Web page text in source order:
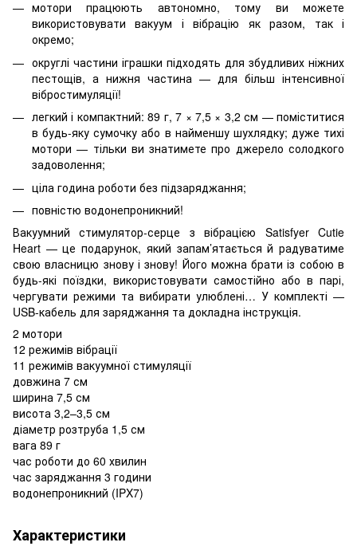
мотори працюють автономно, тому ви можете
використовувати вакуум і вібрацію як разом, так і
окремо;
округлі частини іграшки підходять для збудливих ніжних
пестощів, а нижня частина — для більш інтенсивної
вібростимуляції!
легкий і компактний: 89 г, 7 × 7,5 × 3,2 см — поміститися
в будь-яку сумочку або в найменшу шухлядку; дуже тихі
мотори — тільки ви знатимете про джерело солодкого
задоволення;
ціла година роботи без підзаряджання;
повністю водонепроникний!
Вакуумний стимулятор-серце з вібрацією Satisfyer Cutie
Heart — це подарунок, який запам’ятається й радуватиме
свою власницю знову і знову! Його можна брати із собою в
будь-які поїздки, використовувати самостійно або в парі,
чергувати режими та вибирати улюблені… У комплекті —
USB-кабель для заряджання та докладна інструкція.
2 мотори
12 режимів вібрації
11 режимів вакуумної стимуляції
довжина 7 см
ширина 7,5 см
висота 3,2–3,5 см
діаметр розтруба 1,5 см
вага 89 г
час роботи до 60 хвилин
час заряджання 3 години
водонепроникний (IPX7)
Характеристики